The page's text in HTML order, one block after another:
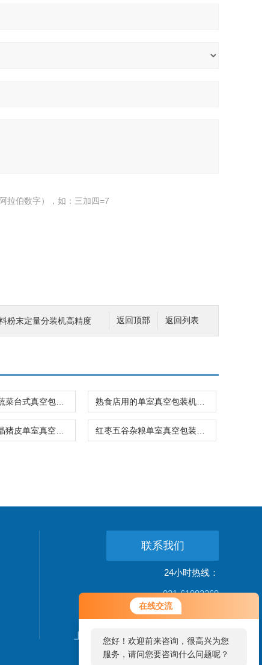
在线交流
您好！欢迎前来咨询，很高兴为您
服务，请问您要咨询什么问题呢？
拉伯数字），如：三加四=7
返回列表
返回顶部
粉末定量分装机高精度
联系我们
24小时热线：
021-61993269
公司地址：
上海松江新桥镇新中街199弄24-26号